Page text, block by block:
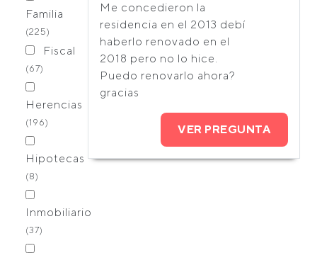
Familia
(225)
Fiscal
(67)
Herencias
(196)
Hipotecas
(8)
Inmobiliario
(37)
Me concedieron la
residencia en el 2013 debí
haberlo renovado en el
2018 pero no lo hice.
Puedo renovarlo ahora?
gracias
VER PREGUNTA